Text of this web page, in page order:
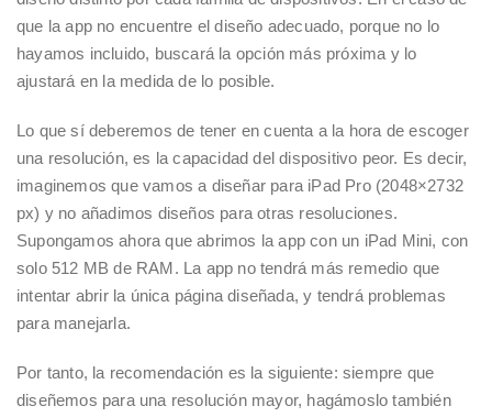
que la app no encuentre el diseño adecuado, porque no lo
hayamos incluido, buscará la opción más próxima y lo
ajustará en la medida de lo posible.
Lo que sí deberemos de tener en cuenta a la hora de escoger
una resolución, es la capacidad del dispositivo peor. Es decir,
imaginemos que vamos a diseñar para iPad Pro (2048×2732
px) y no añadimos diseños para otras resoluciones.
Supongamos ahora que abrimos la app con un iPad Mini, con
solo 512 MB de RAM. La app no tendrá más remedio que
intentar abrir la única página diseñada, y tendrá problemas
para manejarla.
Por tanto, la recomendación es la siguiente: siempre que
diseñemos para una resolución mayor, hagámoslo también